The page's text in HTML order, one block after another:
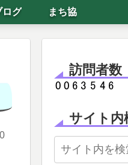
ログ まち協
訪問者数
サイト内